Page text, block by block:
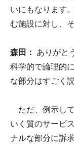
いにもなります
む施設に対し、
森田： ありがと
科学的で論理的
な部分はすごく
ただ、例示し
いく質のサービ
ナルな部分に訴